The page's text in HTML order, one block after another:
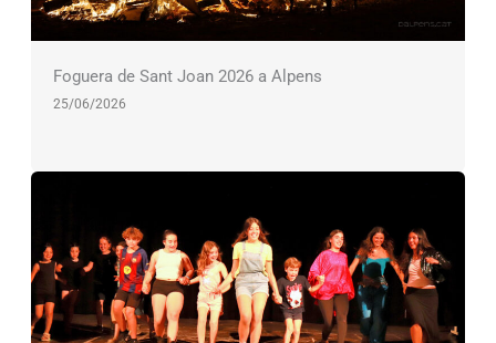
Foguera de Sant Joan 2026 a Alpens
25/06/2026